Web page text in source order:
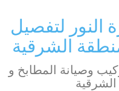
منجرة النور لتفصيل
الشرقية
فك تركيب وصيانة المطابخ و
الشرقية